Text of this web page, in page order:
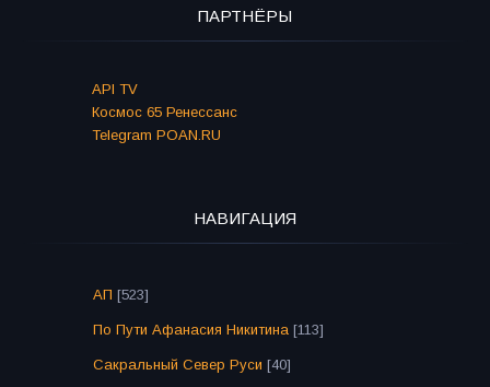
ПАРТНЁРЫ
API TV
Космос 65 Ренессанс
Telegram POAN.RU
НАВИГАЦИЯ
АП [523]
По Пути Афанасия Никитина [113]
Сакральный Север Руси [40]